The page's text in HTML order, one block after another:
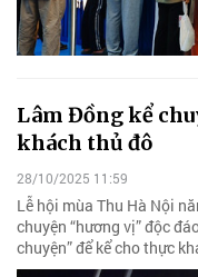
Lâm Đồng kể
khách thủ đô
28/10/2025 11:59
Lễ hội mùa Thu Hà Nội
chuyện “hương vị” độc
chuyện” để kể cho thực